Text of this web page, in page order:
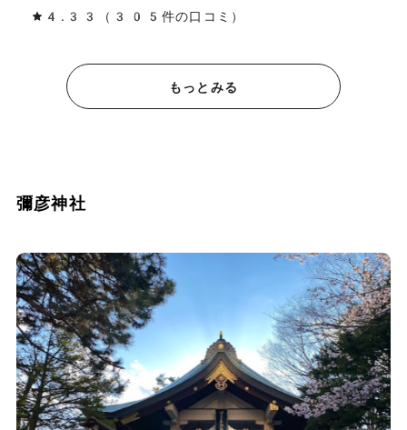
4.33（305件の口コミ）
もっとみる
彌彦神社